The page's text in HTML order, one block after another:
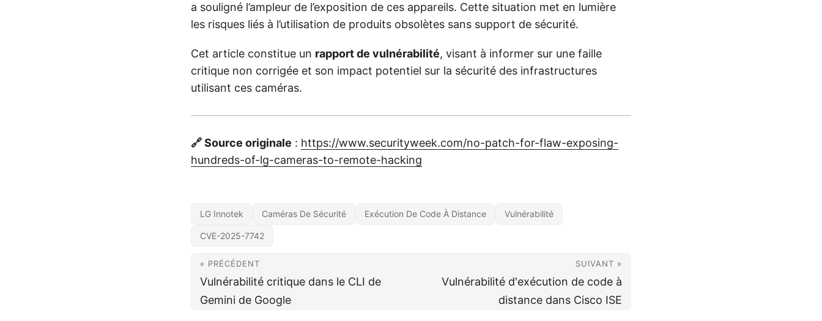
a souligné l’ampleur de l’exposition de ces appareils. Cette situation met en lumière
les risques liés à l’utilisation de produits obsolètes sans support de sécurité.
Cet article constitue un rapport de vulnérabilité, visant à informer sur une faille
critique non corrigée et son impact potentiel sur la sécurité des infrastructures
utilisant ces caméras.
🔗 Source originale : https://www.securityweek.com/no-patch-for-flaw-exposing-
hundreds-of-lg-cameras-to-remote-hacking
LG Innotek Caméras De Sécurité Exécution De Code À Distance Vulnérabilité
CVE-2025-7742
« PRÉCÉDENT
Vulnérabilité critique dans le CLI de
Gemini de Google
SUIVANT »
Vulnérabilité d'exécution de code à
distance dans Cisco ISE